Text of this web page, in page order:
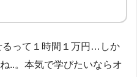
るって１時間１万円…しか
..。本気で学びたいならオ